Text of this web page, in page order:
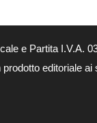
e Partita I.V.A.
editoriale ai